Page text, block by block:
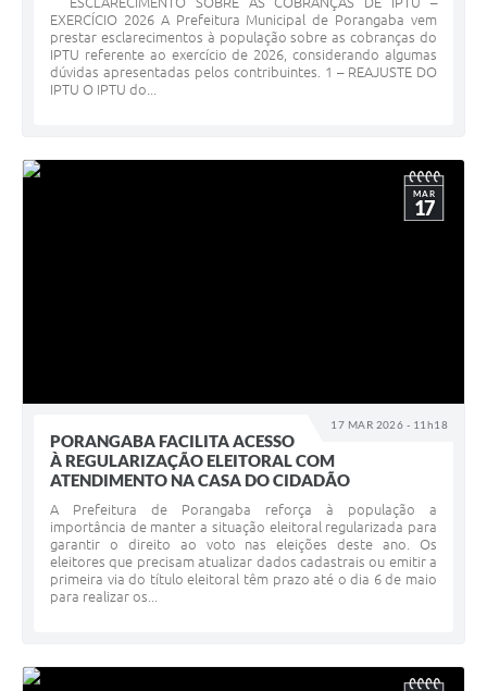
EXERCÍCIO 2026 A Prefeitura Municipal de Porangaba vem
prestar esclarecimentos à população sobre as cobranças do
IPTU referente ao exercício de 2026, considerando algumas
dúvidas apresentadas pelos contribuintes. 1 – REAJUSTE DO
IPTU O IPTU do...
17 MAR 2026 - 11h18
MAR
17
PORANGABA FACILITA ACESSO
À REGULARIZAÇÃO ELEITORAL COM
ATENDIMENTO NA CASA DO CIDADÃO
A Prefeitura de Porangaba reforça à população a
importância de manter a situação eleitoral regularizada para
garantir o direito ao voto nas eleições deste ano. Os
eleitores que precisam atualizar dados cadastrais ou emitir a
primeira via do título eleitoral têm prazo até o dia 6 de maio
para realizar os...